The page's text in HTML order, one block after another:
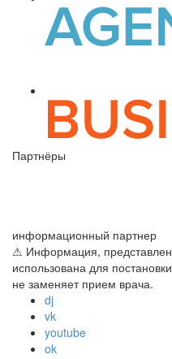
Партнёры
информационный партнер
⚠ Информация,
использована для
не заменяет прием врача.
dj
vk
youtube
ok